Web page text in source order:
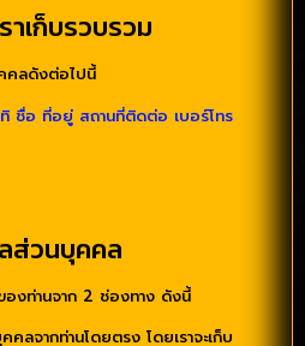
เก็บรวบรวม
คลดังต่อไปนี้
ชื่อ ที่อยู่ สถานที่ติดต่อ เบอร์โทร
ส่วนบุคคล
องท่านจาก 2 ช่องทาง ดังนี้
คลจากท่านโดยตรง โดยเราจะเก็บ